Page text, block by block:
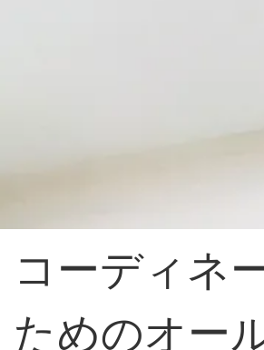
コーディネ
ためのオー